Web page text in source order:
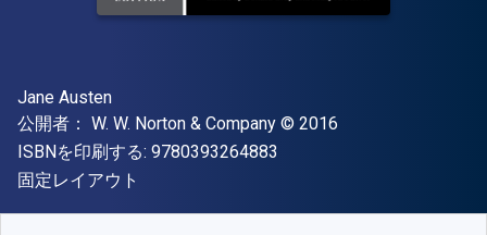
著者
Jane Austen
出版社
公開者： W. W. Norton & Company 著作権
© 2016
ISBNを印刷する: 9780393264883
形式
固定レイアウト